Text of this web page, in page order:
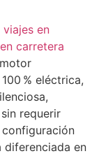
en
carretera
% eléctrica,
requerir
diferenciada en